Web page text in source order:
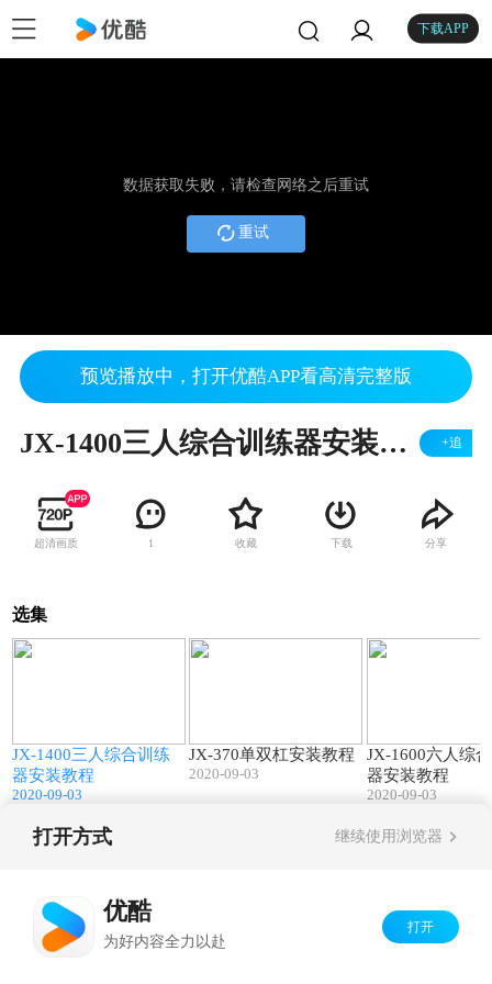
下载APP
数据获取失败，请检查网络之后重试
重试
预览播放中，打开优酷APP看高清完整版
JX-1400三人综合训练器安装教程 +追
超清画质 1 收藏 下载 分享
选集
JX-1400三人综合训练
器安装教程
2020-09-03
JX-370单双杠安装教程
2020-09-03
JX-1600六人综
器安装教程
2020-09-03
打开方式 继续使用浏览器
优酷
为好内容全力以赴
打开